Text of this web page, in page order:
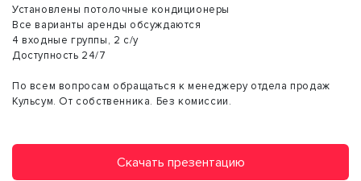
Установлены потолочные кондиционеры
Все варианты аренды обсуждаются
4 входные группы, 2 с/у
Доступность 24/7
По всем вопросам обращаться к менеджеру отдела продаж
Кульсум. От собственника. Без комиссии.
Скачать презентацию